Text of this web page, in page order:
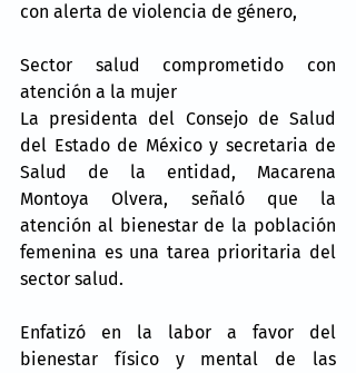
con alerta de violencia de género,
Sector salud comprometido con
atención a la mujer
La presidenta del Consejo de Salud
del Estado de México y secretaria de
Salud de la entidad, Macarena
Montoya Olvera, señaló que la
atención al bienestar de la población
femenina es una tarea prioritaria del
sector salud.
Enfatizó en la labor a favor del
bienestar físico y mental de las